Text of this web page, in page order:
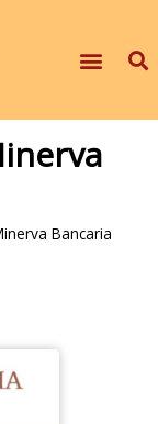
Bancaria